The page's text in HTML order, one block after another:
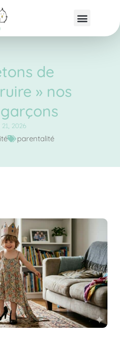
de
» nos
2026
parentalité